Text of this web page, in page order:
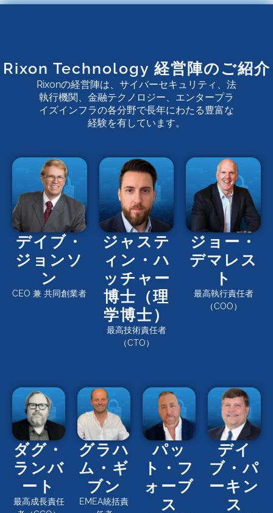
Rixon Technology 経営陣のご紹介
Rixonの経営陣は、サイバーセキュリティ、法
執行機関、金融テクノロジー、エンタープラ
イズインフラの各分野で長年にわたる豊富な
経験を有しています。
デイブ・
ジョンソ
ン
CEO 兼 共同創業者
ジャステ
ィン・ハ
ッチャー
博士（理
学博士）
最高技術責任者
（CTO）
ジョー・
デマレス
ト
最高執行責任者
（COO）
ダグ・
ランバ
ート
最高成長責任
グラハ
ム・ギ
ブン
EMEA統括責
パッ
ト・フ
ォーブ
ス
デイ
ブ・パ
ーキン
ス